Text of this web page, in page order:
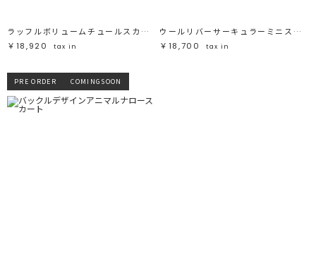
ラッフルボリュームチュールスカート
￥18,920
tax in
ウールリバーサーキュラーミニスカート
￥18,700
tax in
PRE ORDER COMINGSOON